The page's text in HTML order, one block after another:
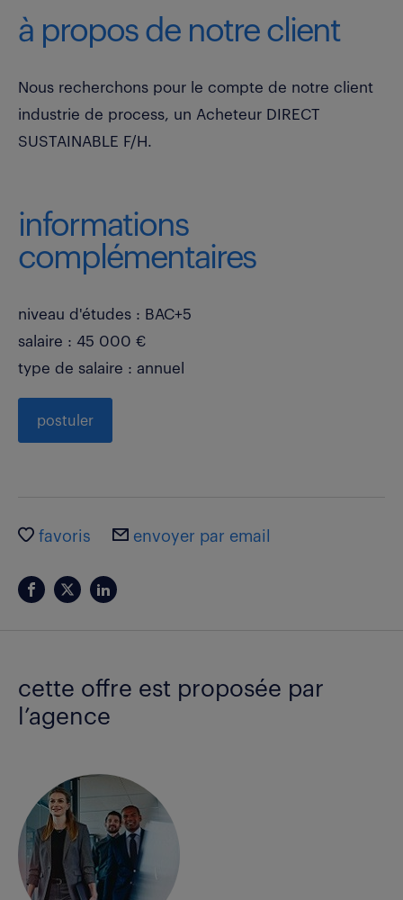
à propos de notre client
Nous recherchons pour le compte de notre client
industrie de process, un Acheteur DIRECT
SUSTAINABLE F/H.
informations
complémentaires
niveau d'études : BAC+5
salaire : 45 000 €
type de salaire : annuel
postuler
favoris envoyer par email
cette offre est proposée par
l’agence